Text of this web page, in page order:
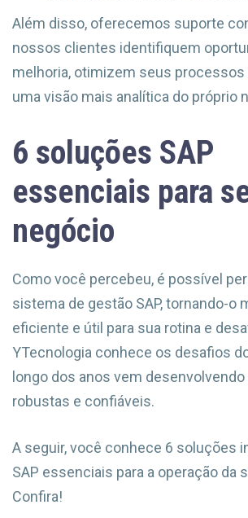
Além disso, oferecemos suporte
nossos clientes identifiquem
melhoria, otimizem seus processos
uma visão mais analítica do próprio
6 soluções SAP
essenciais para
negócio
Como você percebeu, é possível
sistema de gestão SAP, tornando-o
eficiente e útil para sua rotina e
YTecnologia conhece os desafios
longo dos anos vem
robustas e confiáveis.
A seguir, você conhece 6 soluções
SAP essenciais para a operação da
Confira!